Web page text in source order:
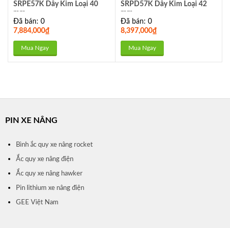
SRPE57K Dây Kim Loại 40
mm
Đã bán: 0
7,884,000₫
Mua Ngay
SRPD57K Dây Kim Loại 42
mm
Đã bán: 0
8,397,000₫
Mua Ngay
PIN XE NÂNG
Bình ắc quy xe nâng rocket
Ắc quy xe nâng điện
Ắc quy xe nâng hawker
Pin lithium xe nâng điện
GEE Việt Nam